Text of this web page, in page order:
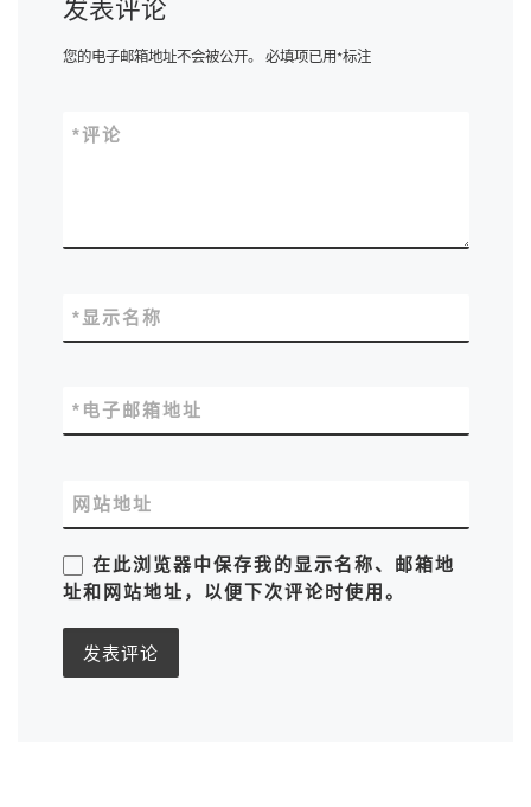
发表评论
您的电子邮箱地址不会被公开。 必填项已用*标注
评论
*
显示名称
*
电子邮箱地址
*
网站地址
在此浏览器中保存我的显示名称、邮箱地
址和网站地址，以便下次评论时使用。